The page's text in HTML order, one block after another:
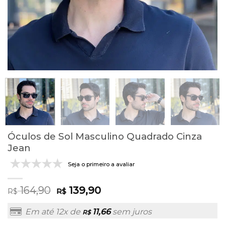
Óculos de Sol Masculino Quadrado Cinza
Jean
Seja o primeiro a avaliar
R$164,90 R$139,90
Em até 12x de R$11,66sem juros